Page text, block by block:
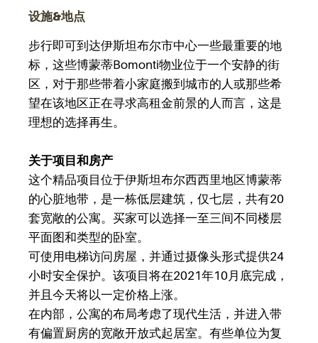
设施&地点
步行即可到达伊斯坦布尔市中心一些最重要的地
标，这些博蒙蒂Bomonti物业位于一个安静的街
区，对于那些带着小家庭搬到城市的人或那些希
望在该地区正在寻求高租金前景的人而言，这是
理想的选择再生。
关于项目和房产
这个精品项目位于伊斯坦布尔西西里地区博蒙蒂
的心脏地带，是一栋低层建筑，仅七层，共有20
套宽敞的公寓。买家可以选择一至三间不同楼层
平面图和类型的卧室。
可使用电梯访问房屋，并通过摄像头形式提供24
小时安全保护。该项目将在2021年10月底完成，
并且今天将以一定价格上涨。
在内部，公寓的布局考虑了现代生活，并进入带
有偏置厨房的宽敞开放式起居室。有些单位为复